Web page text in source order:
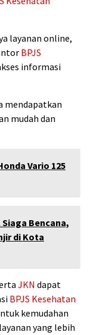
layanan online,
BPJS
informasi
mendapatkan
mudah dan
Vario 125
Bencana,
di Kota
JKN dapat
BPJS Kesehatan
kemudahan
yang lebih